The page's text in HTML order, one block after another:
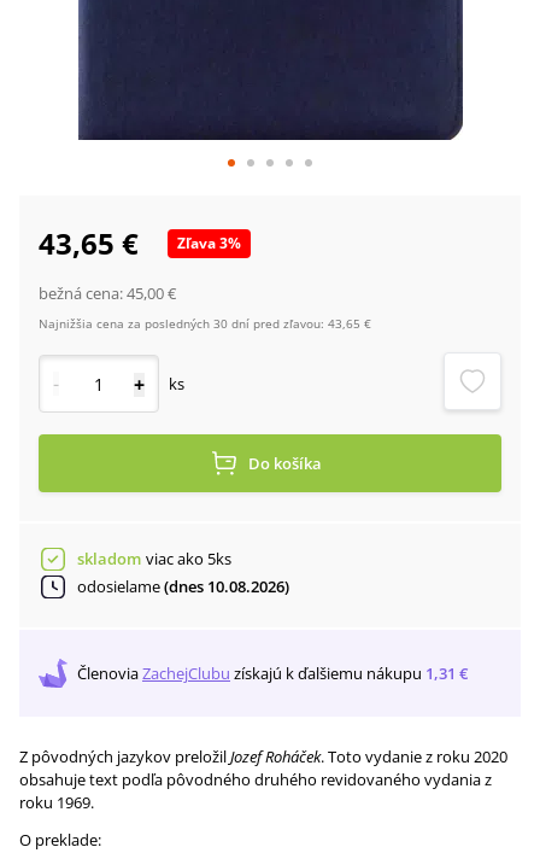
43,65 € Zľava3%
bežná cena:45,00 €
Najnižšia cena za posledných 30 dní pred zľavou: 43,65 €
- + ks
Do košíka
skladom viac ako 5ks
odosielame(dnes 10.08.2026)
ČlenoviaZachejClubu získajú k ďalšiemu nákupu 1,31 €
Z pôvodných jazykov preložilJozef Roháček. Toto vydanie z roku 2020
obsahuje text podľa pôvodného druhého revidovaného vydania z
roku 1969.
O preklade: